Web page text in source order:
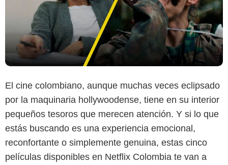
El cine colombiano, aunque muchas veces eclipsado
por la maquinaria hollywoodense, tiene en su interior
pequeños tesoros que merecen atención. Y si lo que
estás buscando es una experiencia emocional,
reconfortante o simplemente genuina, estas cinco
películas disponibles en Netflix Colombia te van a